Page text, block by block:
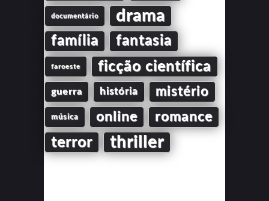
documentário drama
família fantasia
faroeste ficção científica
guerra história mistério
música online romance
terror thriller